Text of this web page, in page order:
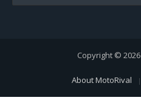
Copyright © 2026
About MotoRival